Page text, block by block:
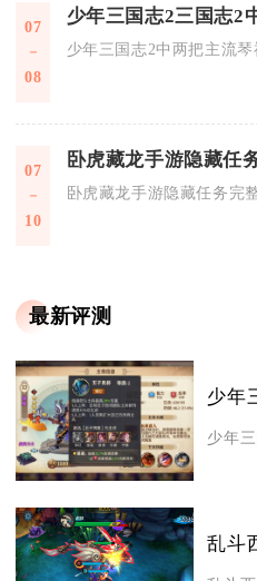
07
08
少年三国志2中两把主流
07
10
卧虎藏龙手游隐藏任务完
最新评测
少年
少年